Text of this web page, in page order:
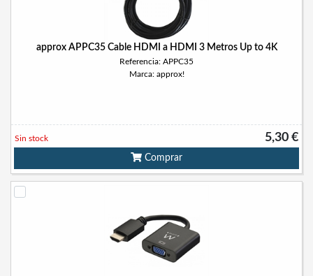
approx APPC35 Cable HDMI a HDMI 3 Metros Up to 4K
Referencia: APPC35
Marca: approx!
5,30 €
Sin stock
Comprar